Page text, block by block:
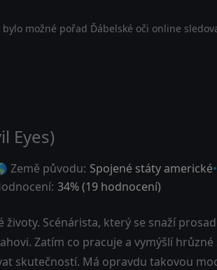
možné pořad Ďábelské oči online
Eyes)
Země původu: Spojené státy americké
34% (19 hodnocení)
životy. Scénárista, který se snaží
Zatím co pracuje a vymýšlí
skutečností. Má opravdu takovou